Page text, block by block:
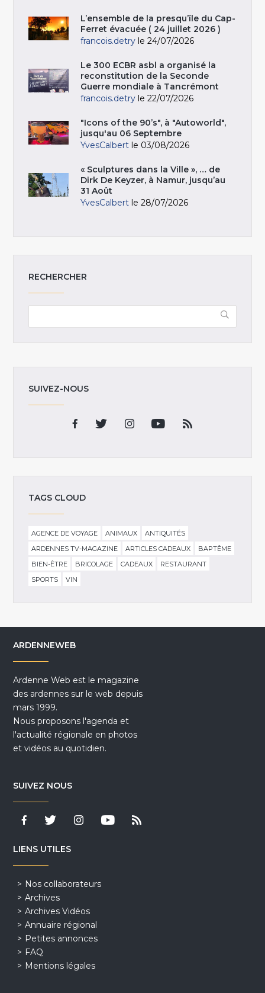
L’ensemble de la presqu’île du Cap-
Ferret évacuée ( 24 juillet 2026 )
francois.detry le 24/07/2026
Le 300 ECBR asbl a organisé la
reconstitution de la Seconde
Guerre mondiale à Tancrémont
francois.detry le 22/07/2026
"Icons of the 90’s", à "Autoworld",
jusqu'au 06 Septembre
YvesCalbert le 03/08/2026
« Sculptures dans la Ville », … de
Dirk De Keyzer, à Namur, jusqu’au
31 Août
YvesCalbert le 28/07/2026
RECHERCHER
SUIVEZ-NOUS
TAGS CLOUD
AGENCE DE VOYAGE ANIMAUX
ANTIQUITÉS
ARDENNES TV-MAGAZINE
ARTICLES CADEAUX
BAPTÊME
BIEN-ÊTRE
BRICOLAGE CADEAUX
RESTAURANT
SPORTS
VIN
ARDENNEWEB
Ardenne Web est le magazine
des ardennes sur le web depuis
mars 1999.
Nous proposons l'agenda et
l'actualité régionale en photos
et vidéos au quotidien.
SUIVEZ NOUS
LIENS UTILES
Nos collaborateurs
Archives
Archives Vidéos
Annuaire régional
Petites annonces
FAQ
Mentions légales